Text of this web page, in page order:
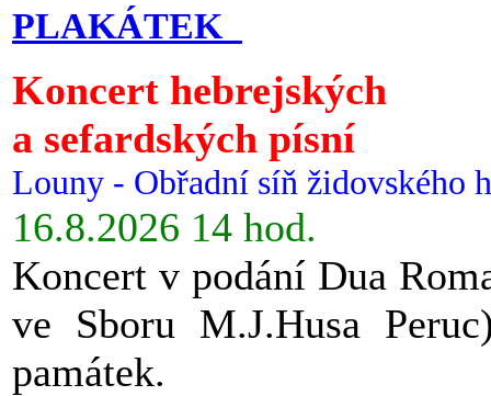
PLAKÁTEK
Koncert hebrejských
a sefardských písní
Louny - Obřadní síň židovského
16.8.2026 14 hod.
Koncert v podání Dua
ve Sboru M.J.Husa
památek.